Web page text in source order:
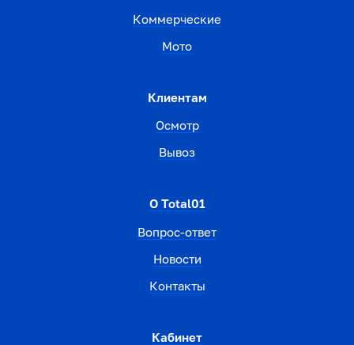
Коммерческие
Мото
Клиентам
Осмотр
Вывоз
О Total01
Вопрос-ответ
Новости
Контакты
Кабинет